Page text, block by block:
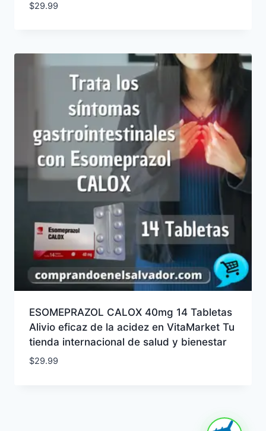
$29.99
ESOMEPRAZOL CALOX 40mg 14 Tabletas
Alivio eficaz de la acidez en VitaMarket Tu
tienda internacional de salud y bienestar
$29.99